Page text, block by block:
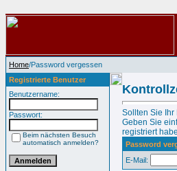
Home/Password vergessen
Registrierte Benutzer
Benutzername:
Passwort:
Beim nächsten Besuch
automatisch anmelden?
Sollten Sie Ihr
Geben Sie
registriert
Password
E-Mail: